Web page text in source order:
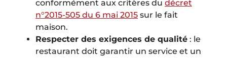
conformément aux critères du décret
n°2015-505 du 6 mai 2015 sur le fait
maison.
Respecter des exigences de qualité : le
restaurant doit garantir un service et un